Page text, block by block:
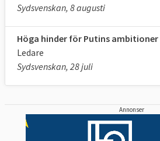
Sydsvenskan, 8 augusti
Höga hinder för Putins ambitioner
Ledare
Sydsvenskan, 28 juli
Annonser